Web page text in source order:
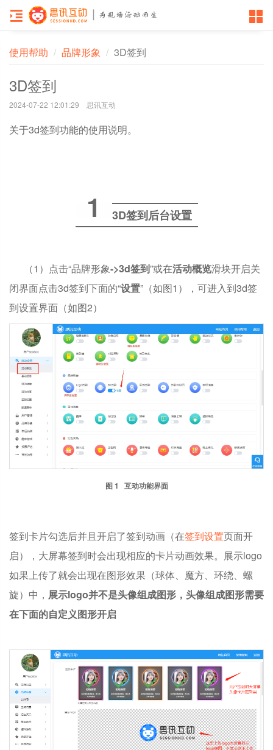
使用帮助 品牌形象 3D签到
3D签到
2024-07-22 12:01:29 思讯互动
关于3d签到功能的使用说明。
1 3D签到后台设置
（1）点击“品牌形象->3d签到”或在活动概览滑块开启关
闭界面点击3d签到下面的“设置”（如图1），可进入到3d签
到设置界面（如图2）
图 1 互动功能界面
签到卡片勾选后并且开启了签到动画（在签到设置页面开
启），大屏幕签到时会出现相应的卡片动画效果。 展示logo
如果上传了就会出现在图形效果（球体、魔方、环绕、螺
旋）中， 展示logo并不是头像组成图形，头像组成图形需要
在下面的自定义图形开启